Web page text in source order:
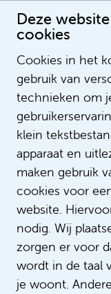
Deze
cookies
Cookies in het
gebruik van
technieken om
klein
apparaat en
maken gebruik
cookies voor
website.
nodig. Wij
zorgen er voor
wordt in de taal
je woont.
Doktersassistent
Publication date:
LegendSorting
ListOrderValue
LegendNotification
LegendContent
SubTitle
ImageUrl
VideoID
AspectRatio
LinkTitle
LinkUrl